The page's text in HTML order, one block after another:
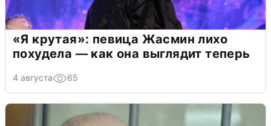
«Я крутая»: певица Жасмин лихо
похудела — как она выглядит теперь
4 августа 65